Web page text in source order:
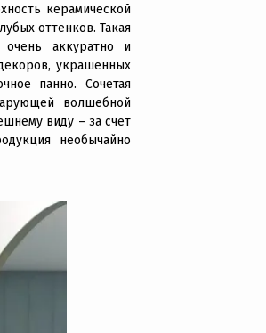
керамической
оттенков. Такая
очень аккуратно и
украшенных
панно. Сочетая
волшебной
виду – за счет
необычайно